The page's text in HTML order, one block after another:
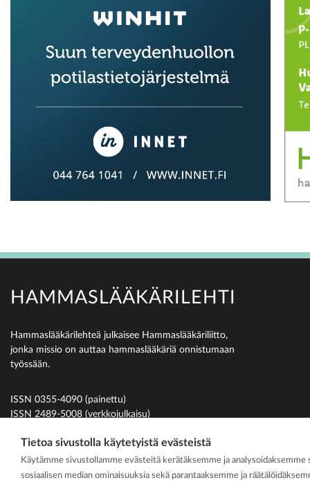
HAMMASLÄÄKÄRILEHTI
Hammaslääkärilehteä julkaisee Hammaslääkäriliitto,
jonka missio on auttaa hammaslääkäriä onnistumaan
työssään.
ISSN 0355-4090 (painettu)
ISSN 2489-5008 (verkkojulkaisu)
2026 Suomen
Tietoa sivustolla käytetyistä evästeistä
Käytämme sivustollamme evästeitä kerätäksemme ja
sosiaalisen median ominaisuuksia sekä parantaaksemme ja